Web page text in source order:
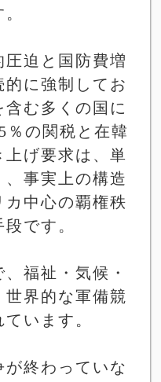
圧迫と国防費増
に強制してお
含む多くの国に
％の関税と在韓
げ要求は、単
事実上の構造
カ中心の覇権秩
です。
福祉・気候・
世界的な軍備競
います。
終わっていな